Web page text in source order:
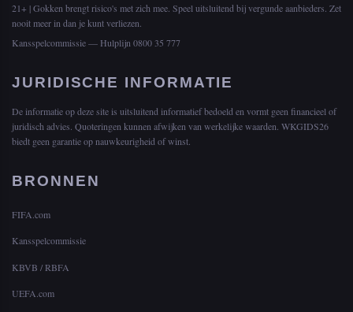
21+ | Gokken brengt risico's met zich mee. Speel uitsluitend bij vergunde aanbieders. Zet
nooit meer in dan je kunt verliezen.
Kansspelcommissie — Hulplijn 0800 35 777
JURIDISCHE INFORMATIE
De informatie op deze site is uitsluitend informatief bedoeld en vormt geen financieel of
juridisch advies. Quoteringen kunnen afwijken van werkelijke waarden. WKGIDS26
biedt geen garantie op nauwkeurigheid of winst.
BRONNEN
FIFA.com
Kansspelcommissie
KBVB / RBFA
UEFA.com